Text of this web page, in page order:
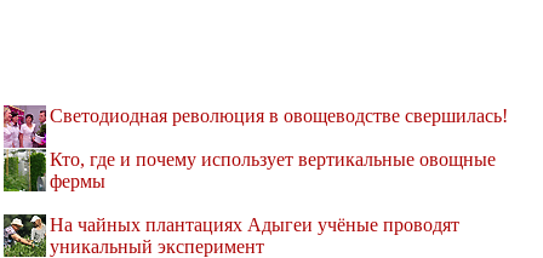
Светодиодная революция в овощеводстве свершилась!
Кто, где и почему использует вертикальные овощные
фермы
На чайных плантациях Адыгеи учёные проводят
уникальный эксперимент